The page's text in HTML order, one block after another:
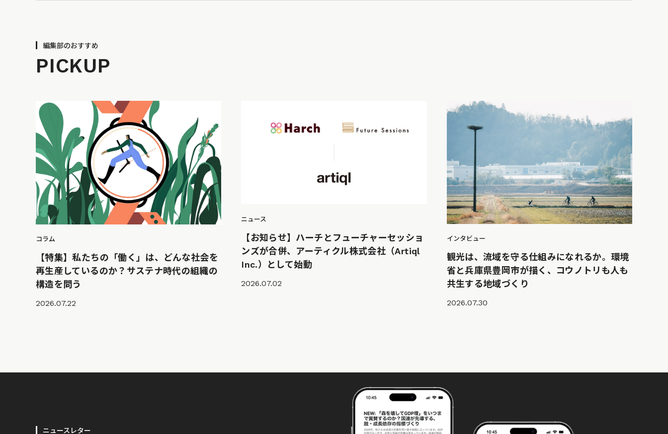
編集部のおすすめ
PICKUP
コラム
【特集】私たちの「働く」は、どんな社会を
再生産しているのか？サステナ時代の組織の
構造を問う
2026.07.22
ニュース
【お知らせ】ハーチとフューチャーセッショ
ンズが合併、アーティクル株式会社（Artiql
Inc.）として始動
2026.07.02
インタビュー
観光は、流域を守る仕組みになれるか。環境
省と兵庫県豊岡市が描く、コウノトリも人も
共生する地域づくり
2026.07.30
ニュースレター